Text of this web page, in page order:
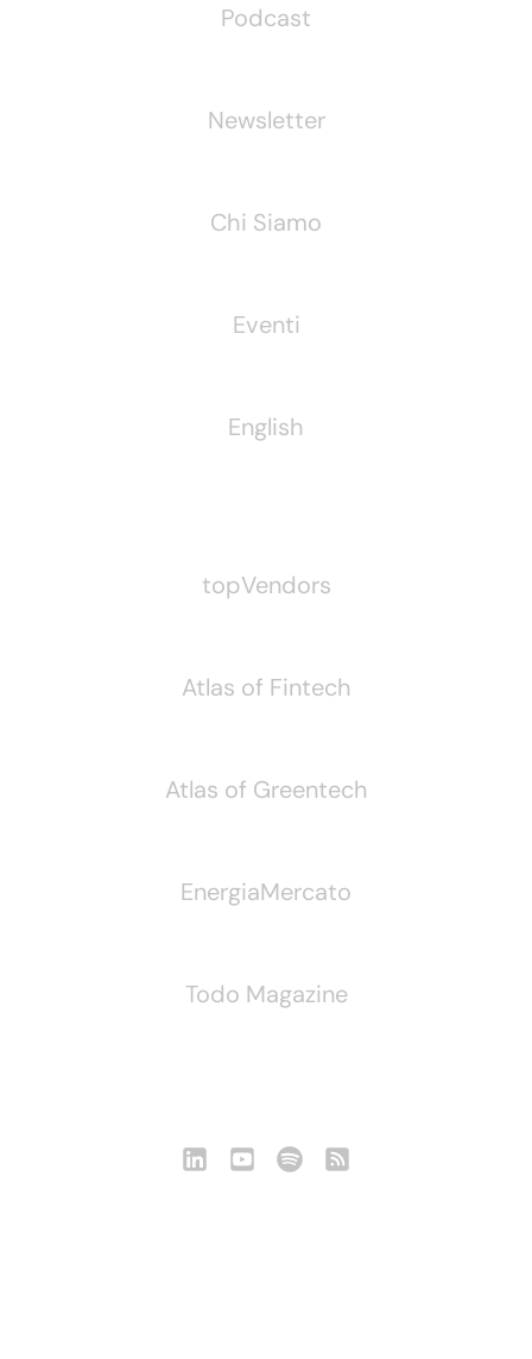
Podcast
Newsletter
Chi Siamo
Eventi
English
topVendors
Atlas of Fintech
Atlas of Greentech
EnergiaMercato
Todo Magazine